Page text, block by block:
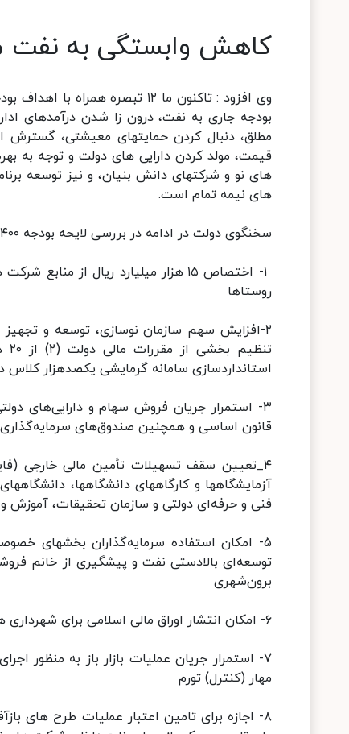
کاهش وابستگی به نفت
بودجه جاری به نفت، درون زا شدن درآمدهای
مطلق، دنبال کردن حمایتهای معیشتی،
قیمت، مولد کردن دارایی های دولت و توجه به
های نو و شرکتهای دانش بنیان، و نیز توسعه
های نیمه تمام است.
سخنگوی دولت در ادامه در بررسی لایحه بودجه ۱۴۰۰ مهمترین مصوباتی که تاکنون مطرح شده است را به این شرح اعلام کرد:
۱- اختصاص ۱۵ هزار میلیارد ریال از
روستاها
استانداردسازی سامانه گرمایشی یکصدهزار
قانون اساسی و همچنین صندوق‌های سرمایه‌گذاری
آزمایشگاهها و کارگاههای دانشگاهها،
فنی و حرفه‌ای دولتی و سازمان تحقیقات، آموزش
۵- امکان استفاده سرمایه‌گذاران بخشهای
توسعه‌ای بالادستی نفت و پیشگیری از خانم
برون‌شهری
۶- امکان انتشار اوراق مالی اسلامی برای شهرداری ها برای طرح های قطار شهری و حمل ونقل شهری
۷- استمرار جریان عملیات بازار باز به منظور
مهار (کنترل) تورم
۸- اجازه برای تامین اعتبار عملیات طرح های